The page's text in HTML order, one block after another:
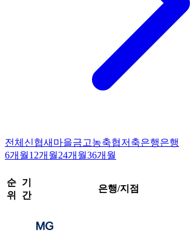
전체 신협새마을금고농축협저축은행은행
6개월12개월24개월36개월
순
위
기
간
은행/지점